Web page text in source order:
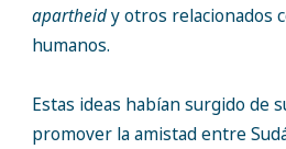
apartheidy otros relacionados
humanos.
Estas ideas habían surgido de
promover la amistad entre